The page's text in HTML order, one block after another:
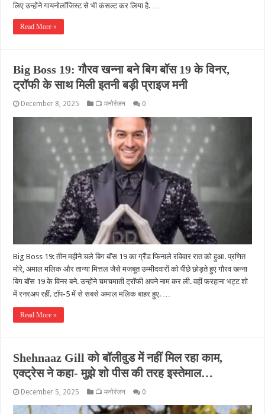
लिए उन्होंने गायनोलॉजिस्ट से भी कंसल्ट कर लिया है. …
Read More »
Big Boss 19: गौरव खन्ना बने बिग बॉस 19 के विनर,
ट्रॉफी के साथ मिली इतनी बड़ी प्राइज मनी
December 8, 2025 📺 मनोरंजन 0
Big Boss 19: तीन महीने चले बिग बॉस 19 का ग्रैंड फिनाले रविवार रात को हुआ. प्रणित
मोरे, अमाल मलिक और तान्या मित्तल जैसे मजबूत उम्मीदवारों को पीछे छोड़ते हुए गौरव खन्ना
बिग बॉस 19 के विनर बने. उन्होंने चमचमाती ट्रॉफी अपने नाम कर ली. वहीं फरहाना भट्ट शो
में रनरअप रहीं. टॉप-5 में से सबसे अमाल मलिक बाहर हुए. …
Read More »
Shehnaaz Gill को बॉलीवुड में नहीं मिल रहा काम,
एक्ट्रेस ने कहा- मुझे शो पीस की तरह इस्तेमाल…
December 5, 2025 📺 मनोरंजन 0